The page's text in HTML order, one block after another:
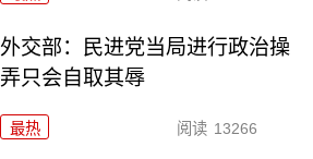
外交部：民进党当局进行政治操
弄只会自取其辱
最热 阅读 13266